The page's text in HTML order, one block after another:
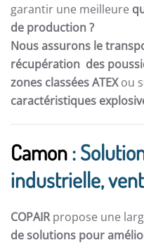
garantir une meilleure
de production ?
Nous assurons le
récupération des
zones classées ATEXou
caractéristiques
Camon:
industrielle,
COPAIRpropose une
de solutions pour